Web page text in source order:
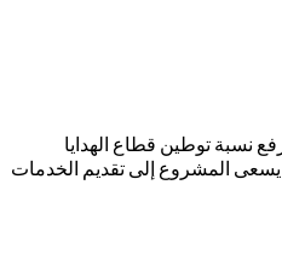
نسبة توطين قطاع الهدايا
يسعى المشروع إلى تقديم الخدمات